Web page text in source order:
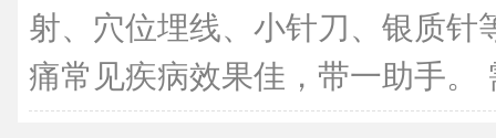
射、穴位埋线、小针刀、银质针
痛常见疾病效果佳，带一助手。